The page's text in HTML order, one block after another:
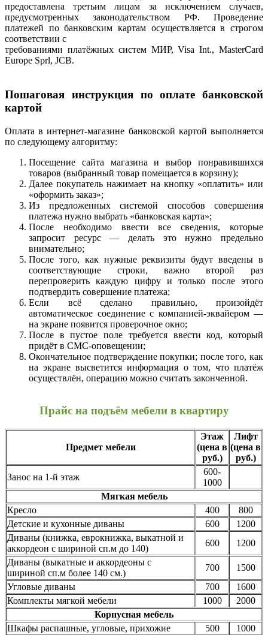
предоставлена третьим лицам за исключением случаев,
предусмотренных законодательством РФ. Проведение
платежей по банковским картам осуществляется в строгом
соответствии с
требованиями платёжных систем МИР, Visa Int., MasterCard
Europe Sprl, JCB.
Пошаговая инструкция по оплате банковской
картой
Оплата в интернет-магазине банковской картой выполняется
по следующему алгоритму:
Посещение сайта магазина и выбор понравившихся
товаров (выбранный товар помещается в корзину);
Далее покупатель нажимает на кнопку «оплатить» или
«оформить заказ»;
Из предложенных системой способов совершения
платежа нужно выбрать «банковская карта»;
После необходимо ввести все сведения, которые
запросит ресурс — делать это нужно предельно
внимательно;
После того, как нужные реквизиты будут введены в
соответствующие строки, важно второй раз
перепроверить каждую цифру и только после этого
подтвердить совершение платежа;
Если всё сделано правильно, произойдёт
автоматическое соединение с компанией-эквайером —
на экране появится проверочное окно;
После в пустое поле требуется ввести код, который
придёт в СМС-оповещении;
Окончательное подтверждение покупки; после того, как
на экране высветится информация о том, что платёж
осуществлён, операцию можно считать законченной.
Прайс на подъём мебели в квартиру
Предмет мебели
Этаж
(цена в
руб.)
Лифт
(цена в
руб.)
Занос на 1-й этаж
600-
1000
Мягкая мебель
Кресло
400
800
Детские и кухонные диваны
600
1200
Диваны (книжка, еврокнижка, выкатной и
аккордеон с шириной сп.м до 140)
600
1200
Диваны (выкатные и аккордеоны с
шириной сп.м более 140 см.)
700
1500
Угловые диваны
700
1600
Комплекты мягкой мебели
1000
2000
Корпусная мебель
Шкафы распашные, угловые, прихожие
500
1000